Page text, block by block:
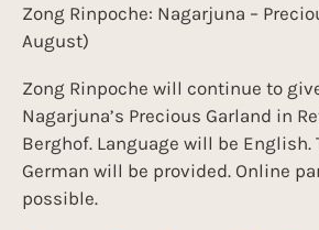
Zong Rinpoche: Nagarjuna –
August)
Zong Rinpoche will continue to
Nagarjuna’s Precious Garland in
Berghof. Language will be
German will be provided. Online
possible.